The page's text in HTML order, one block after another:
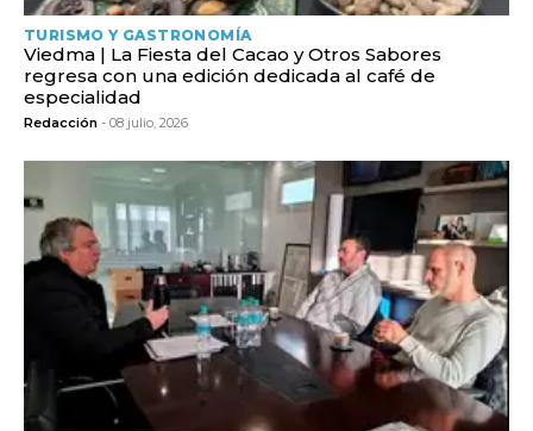
TURISMO Y GASTRONOMÍA
Viedma | La Fiesta del Cacao y Otros Sabores
regresa con una edición dedicada al café de
especialidad
Redacción - 08 julio, 2026